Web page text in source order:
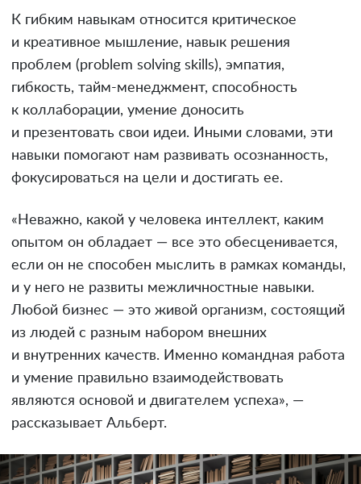
К гибким навыкам относится критическое
и креативное мышление, навык решения
проблем (problem solving skills), эмпатия,
гибкость, тайм-менеджмент, способность
к коллаборации, умение доносить
и презентовать свои идеи. Иными словами, эти
навыки помогают нам развивать осознанность,
фокусироваться на цели и достигать ее.
«Неважно, какой у человека интеллект, каким
опытом он обладает — все это обесценивается,
если он не способен мыслить в рамках команды,
и у него не развиты межличностные навыки.
Любой бизнес — это живой организм, состоящий
из людей с разным набором внешних
и внутренних качеств. Именно командная работа
и умение правильно взаимодействовать
являются основой и двигателем успеха», —
рассказывает Альберт.